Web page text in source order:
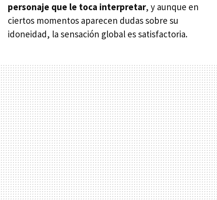
personaje que le toca interpretar, y aunque en
ciertos momentos aparecen dudas sobre su
idoneidad, la sensación global es satisfactoria.